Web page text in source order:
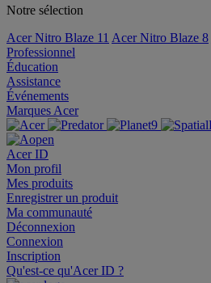
Notre sélection
Acer Nitro Blaze 11 Acer Nitro Blaze 8
Professionnel
Éducation
Assistance
Événements
Marques Acer
Acer ID
Mon profil
Mes produits
Enregistrer un produit
Ma communauté
Déconnexion
Connexion
Inscription
Qu'est-ce qu'Acer ID ?